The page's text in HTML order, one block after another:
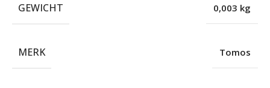
GEWICHT 0,003 kg
MERK Tomos